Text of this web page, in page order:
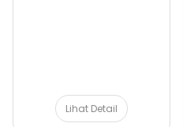
Lihat Detail